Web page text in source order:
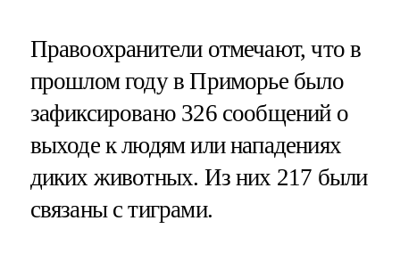
Правоохранители отмечают, что в
прошлом году в Приморье было
зафиксировано 326 сообщений о
выходе к людям или нападениях
диких животных. Из них 217 были
связаны с тиграми.